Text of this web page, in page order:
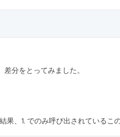
分をとってみました。
、1. でのみ呼び出されているこ